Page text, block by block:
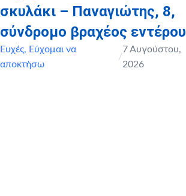
σκυλάκι – Παναγιώτης, 8,
σύνδρομο βραχέος εντέρου
Ευχές, Εύχομαι να
αποκτήσω
/
7 Αυγούστου,
2026